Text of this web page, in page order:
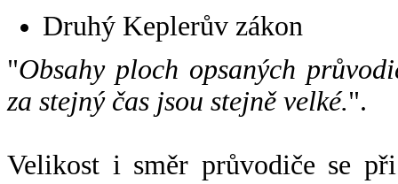
Druhý Keplerův zákon
"Obsahy ploch opsaných
za stejný čas jsou stejně velké.".
Velikost i směr průvodiče se